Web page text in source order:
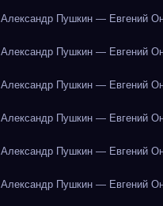
Александр Пушкин — Евгений
Александр Пушкин — Евгений
Александр Пушкин — Евгений
Александр Пушкин — Евгений
Александр Пушкин — Евгений
Александр Пушкин — Евгений